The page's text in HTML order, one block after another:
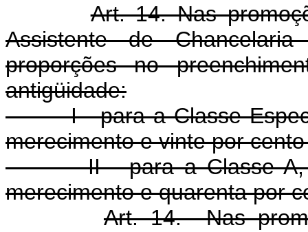
Art. 14. Nas
Assistente de
proporções no
antigüidade:
I - para a Classe
merecimento e vinte por
II - para a Classe A,
merecimento e quarenta por
Art. 14. Nas